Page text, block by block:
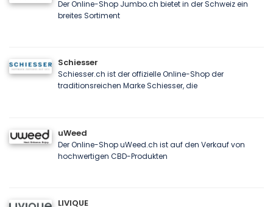
Der Online-Shop Jumbo.ch bietet in der Schweiz ein
breites Sortiment
Schiesser
Schiesser.ch ist der offizielle Online-Shop der
traditionsreichen Marke Schiesser, die
uWeed
Der Online-Shop uWeed.ch ist auf den Verkauf von
hochwertigen CBD-Produkten
LIVIQUE